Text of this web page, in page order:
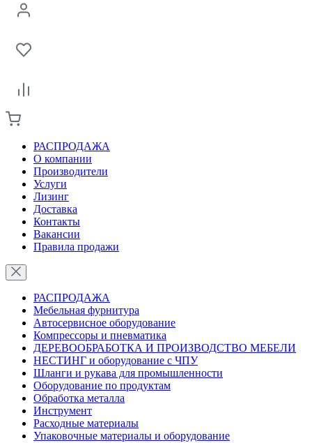
РАСПРОДАЖА
О компании
Производители
Услуги
Лизинг
Доставка
Контакты
Вакансии
Правила продажи
РАСПРОДАЖА
Мебельная фурнитура
Автосервисное оборудование
Компрессоры и пневматика
ДЕРЕВООБРАБОТКА И ПРОИЗВОДСТВО МЕБЕЛИ
НЕСТИНГ и оборудование с ЧПУ
Шланги и рукава для промышленности
Оборудование по продуктам
Обработка металла
Инструмент
Расходные материалы
Упаковочные материалы и оборудование